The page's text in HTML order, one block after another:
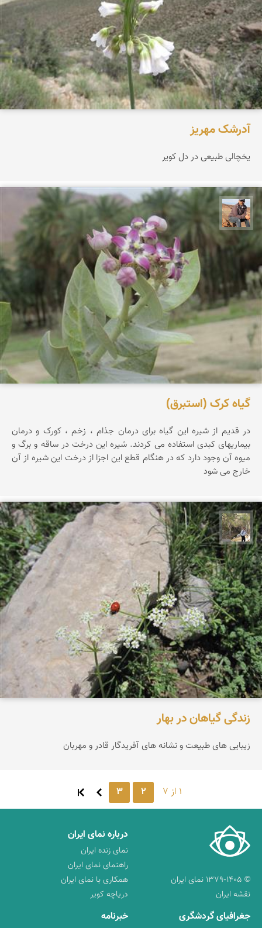
آدرشک مهریز
یخچالی طبیعی در دل کویر
جمال زعیمی یزدی
گیاه کرک (استبرق)
در قدیم از شیره این گیاه برای درمان جذام ، زخم ، کورک و درمان
بیماریهای کبدی استفاده می کردند. شیره این درخت در ساقه و برگ و
میوه آن وجود دارد که در هنگام قطع این اجزا از درخت این شیره از آن
خارج می شود
سیدحسین رضوانی
زندگی گیاهان در بهار
زیبایی های طبیعت و نشانه های آفریدگار قادر و مهربان
1 از 7 2
3
© ۱۳۷۹-۱۴۰۵ نمای ایران
نقشه ایران
درباره نمای ایران
نمای زنده ایران
راهنمای نمای ایران
همکاری با نمای ایران
دریاچه کویر
جغرافیای گردشگری خبرنامه